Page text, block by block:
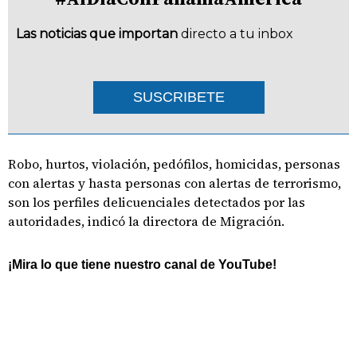
Las noticias que importan directo a tu inbox
SUSCRIBETE
Robo, hurtos, violación, pedófilos, homicidas, personas
con alertas y hasta personas con alertas de terrorismo,
son los perfiles delicuenciales detectados por las
autoridades, indicó la directora de Migración.
¡Mira lo que tiene nuestro canal de YouTube!